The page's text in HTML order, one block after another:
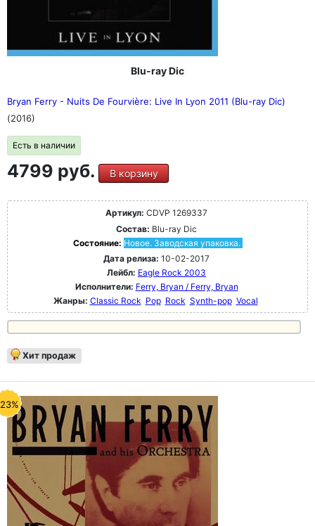
Blu-ray Dic
Bryan Ferry - Nuits De Fourvière: Live In Lyon 2011 (Blu-ray Dic)
(2016)
Есть в наличии
4799 руб. В корзину
Артикул: CDVP 1269337
Состав: Blu-ray Dic
Состояние: Новое. Заводская упаковка.
Дата релиза: 10-02-2017
Лейбл: Eagle Rock 2003
Исполнители: Ferry, Bryan / Ferry, Bryan
Жанры: Classic Rock Pop Rock Synth-pop Vocal
Хит продаж